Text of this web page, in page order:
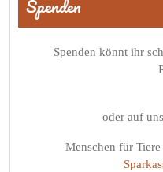
Spenden
Spenden könnt ihr
oder auf
Menschen für